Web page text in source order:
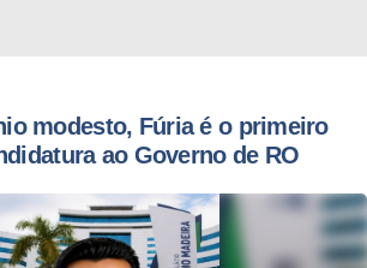
modesto, Fúria é o primeiro
ao Governo de RO